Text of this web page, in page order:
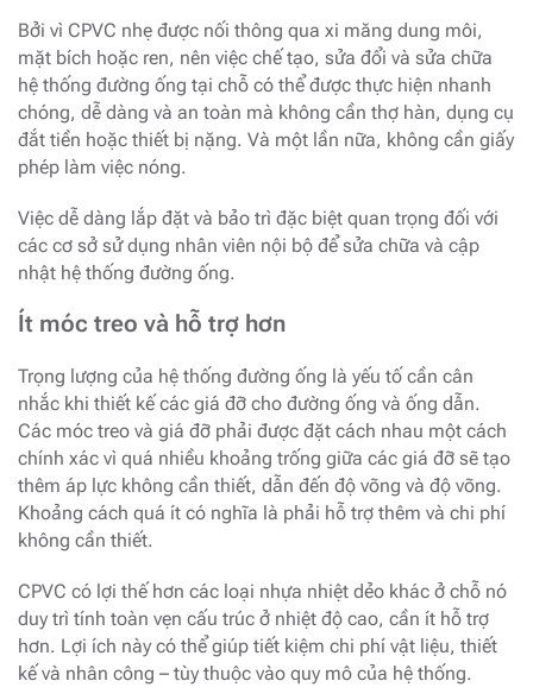
Bởi vì CPVC nhẹ được nối thông qua xi măng dung môi,
mặt bích hoặc ren, nên việc chế tạo, sửa đổi và sửa chữa
hệ thống đường ống tại chỗ có thể được thực hiện nhanh
chóng, dễ dàng và an toàn mà không cần thợ hàn, dụng cụ
đắt tiền hoặc thiết bị nặng. Và một lần nữa, không cần giấy
phép làm việc nóng.
Việc dễ dàng lắp đặt và bảo trì đặc biệt quan trọng đối với
các cơ sở sử dụng nhân viên nội bộ để sửa chữa và cập
nhật hệ thống đường ống.
Ít móc treo và hỗ trợ hơn
Trọng lượng của hệ thống đường ống là yếu tố cần cân
nhắc khi thiết kế các giá đỡ cho đường ống và ống dẫn.
Các móc treo và giá đỡ phải được đặt cách nhau một cách
chính xác vì quá nhiều khoảng trống giữa các giá đỡ sẽ tạo
thêm áp lực không cần thiết, dẫn đến độ võng và độ võng.
Khoảng cách quá ít có nghĩa là phải hỗ trợ thêm và chi phí
không cần thiết.
CPVC có lợi thế hơn các loại nhựa nhiệt dẻo khác ở chỗ nó
duy trì tính toàn vẹn cấu trúc ở nhiệt độ cao, cần ít hỗ trợ
hơn. Lợi ích này có thể giúp tiết kiệm chi phí vật liệu, thiết
kế và nhân công – tùy thuộc vào quy mô của hệ thống.